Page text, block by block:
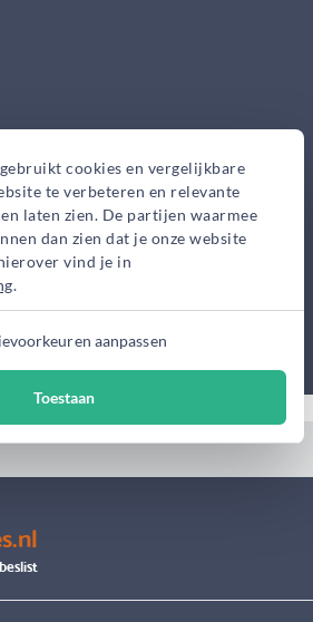
cookies en vergelijkbare
te verbeteren en relevante
laten zien. De partijen waarmee
dan zien dat je onze website
vind je in
.
aanpassen
Toestaan